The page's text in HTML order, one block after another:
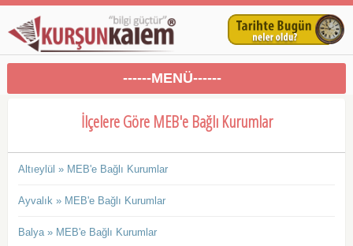
------MENÜ------
İlçelere Göre MEB'e Bağlı Kurumlar
Altıeylül » MEB'e Bağlı Kurumlar
Ayvalık » MEB'e Bağlı Kurumlar
Balya » MEB'e Bağlı Kurumlar